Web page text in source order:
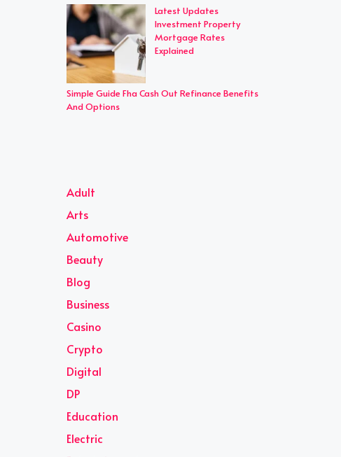
Latest Updates
Investment Property
Mortgage Rates
Explained
Simple Guide Fha Cash Out Refinance Benefits
And Options
Adult
Arts
Automotive
Beauty
Blog
Business
Casino
Crypto
Digital
DP
Education
Electric